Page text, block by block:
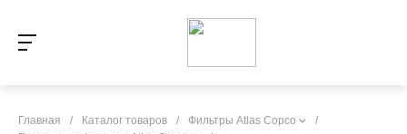
Главная / Каталог товаров / Фильтры Atlas Copco
/